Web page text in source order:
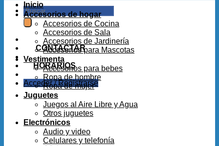
Buscar
por:
CONTACTAR
HORARIOS
Acceder / Registrarse
Inicio
Accesorios de hogar
Accesorios de Cocina
Accesorios de Sala
Accesorios de Jardinería
Accesorios para Mascotas
Vestimenta
Accesorios para bebes
Ropa de hombre
Ropa de mujer
Juguetes
Juegos al Aire Libre y Agua
Otros juguetes
Electrónicos
Audio y video
Celulares y telefonía